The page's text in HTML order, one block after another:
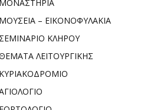
ΜΟΝΑΣΤΗΡΙΑ
ΜΟΥΣΕΙΑ – ΕΙΚΟΝΟΦΥΛΑΚΙΑ
ΣΕΜΙΝΑΡΙΟ ΚΛΗΡΟΥ
ΛΕΙΤΟΥΡΓΙΚΗΣ
ΚΥΡΙΑΚΟΔΡΟΜΙΟ